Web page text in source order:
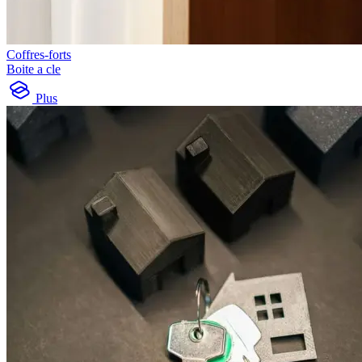
Coffres-forts
Boite a cle
Plus